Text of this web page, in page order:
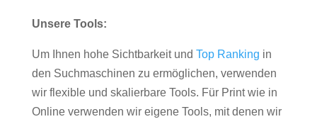
Unsere Tools:
Um Ihnen hohe Sichtbarkeit und Top Ranking in
den Suchmaschinen zu ermöglichen, verwenden
wir flexible und skalierbare Tools. Für Print wie in
Online verwenden wir eigene Tools, mit denen wir